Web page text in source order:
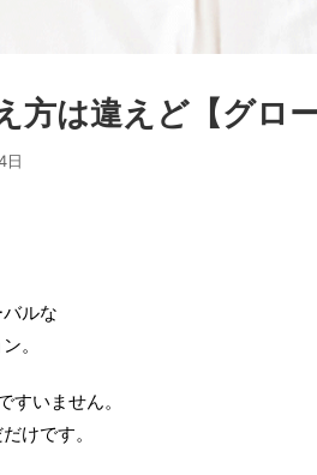
方は違えど【グロ
日
ルな
。
すいません。
けです。